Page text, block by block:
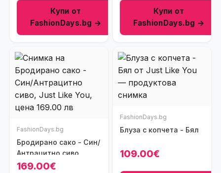
Купи от
FashionDays.bg →
Купи от
FashionDays.bg →
FashionDays.bg
Бродирано сако - Син/
Антрацитно сиво
169.00€
FashionDays.bg
Блуза с копчета - Бял
109.00€